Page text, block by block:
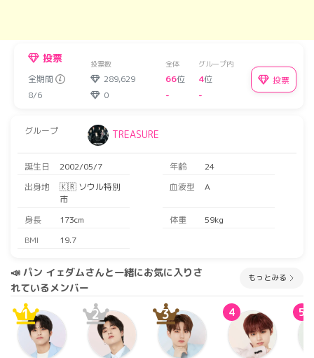
投票 投票数 全体 グループ内
全期間 289,629 66位 4位
8/6
0 - -
投票
グループ TREASURE
誕生日 2002/05/7 年齢
24
出身地
🇰🇷 ソウル特別
市
血液型 A
身長 173cm 体重
59kg
BMI
19.7
📣 パン イェダムさんと一緒にお気に入りさ
れているメンバー
もっとみる
1 2 3 4 5